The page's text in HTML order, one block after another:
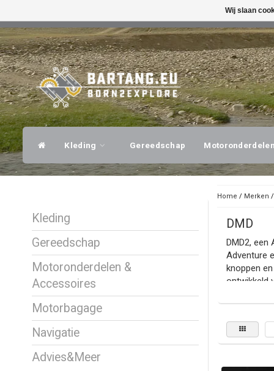
Kleding Gereedschap
Kleding
Gereedschap
Motoronderdelen &
Accessoires
Motorbagage
Navigatie
Advies&Meer
Home / Merken
DMD
DMD2,
Adventure
knoppen
ontwikkeld
Facebook:
Instagram:
Wij slaan